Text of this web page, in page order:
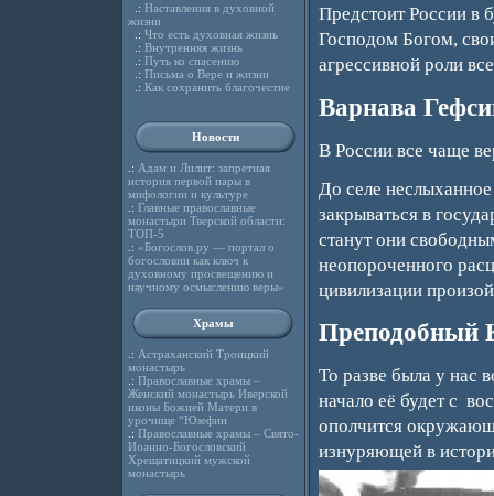
.: Наставления в духовной
жизни
.: Что есть духовная жизнь
.: Внутренняя жизнь
.: Путь ко спасению
.: Письма о Вере и жизни
.: Как сохранить благочестие
Новости
.: Адам и Лилит: запретная
история первой пары в
мифологии и культуре
.: Главные православные
монастыри Тверской области:
ТОП-5
.: «Богослов.ру — портал о
богословии как ключ к
духовному просвещению и
научному осмыслению веры»
Храмы
.: Астраханский Троицкий
монастырь
.: Православные храмы –
Женский монастырь Иверской
иконы Божией Матери в
урочище “Юзефин
.: Православные храмы – Свято-
Иоанно-Богословский
Хрещатицкий мужской
монастырь
Предстоит России в
Господом Богом,
агрессивной роли
Варнава
В России все чаще
До селе
закрываться в
станут они
неопороченного
цивилизации
Преподобный
То разве была у нас
начало её будет с
ополчится
изнуряющей в